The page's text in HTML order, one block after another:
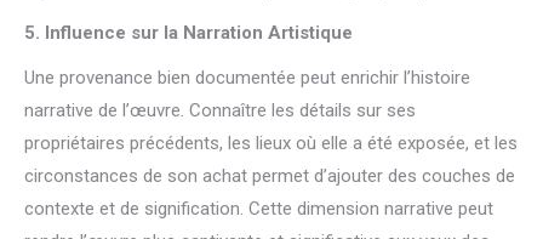
5. Influence sur la Narration Artistique
Une provenance bien documentée peut enrichir l’histoire
narrative de l’œuvre. Connaître les détails sur ses
propriétaires précédents, les lieux où elle a été exposée, et les
circonstances de son achat permet d’ajouter des couches de
contexte et de signification. Cette dimension narrative peut